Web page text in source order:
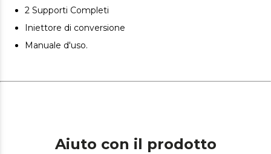
2 Supporti Completi
Iniettore di conversione
Manuale d'uso.
Aiuto con il prodotto